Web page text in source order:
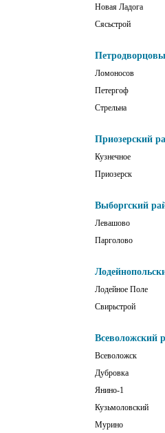
Новая Ладога
Сясьстрой
Ломоносов
Петергоф
Стрельна
Приозерский
Кузнечное
Приозерск
Выборгский
Левашово
Парголово
Лодейное Поле
Свирьстрой
Всеволожский
Всеволожск
Дубровка
Янино-1
Кузьмоловский
Мурино